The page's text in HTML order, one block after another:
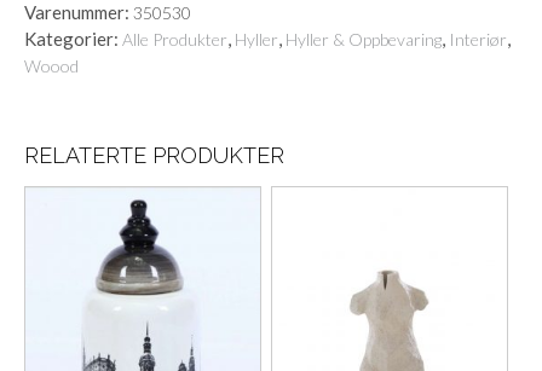
Varenummer: 350530
Kategorier: Alle Produkter, Hyller, Hyller & Oppbevaring, Interiør,
Woood
RELATERTE PRODUKTER